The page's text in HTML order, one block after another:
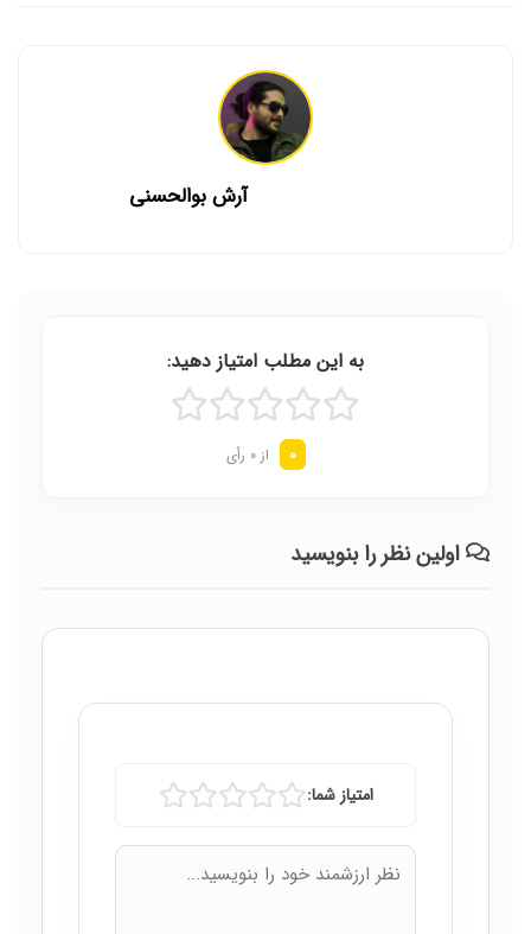
آرش بوالحسنی
به این مطلب امتیاز دهید:
0 از 0 رأی
اولین نظر را بنویسید
امتیاز شما: